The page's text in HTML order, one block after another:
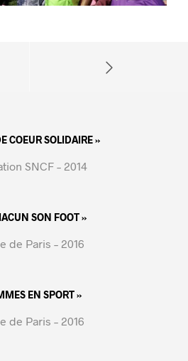
COEUR SOLIDAIRE »
SNCF – 2014
SON FOOT »
de Paris – 2016
EN SPORT »
de Paris – 2016